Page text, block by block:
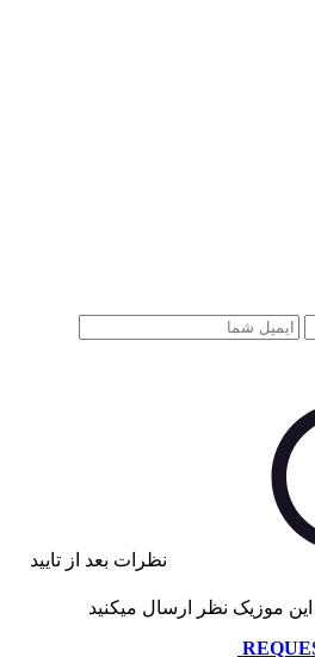
نظرات بعد از تایید
نظر ارسال میکنید